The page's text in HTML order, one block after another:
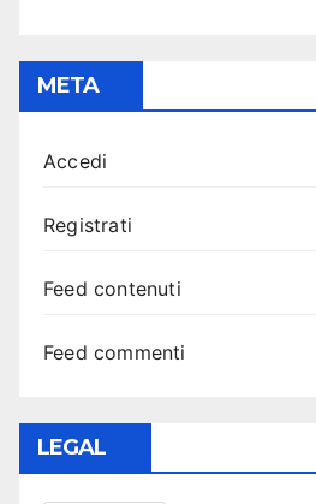
META
Accedi
Registrati
Feed contenuti
Feed commenti
LEGAL